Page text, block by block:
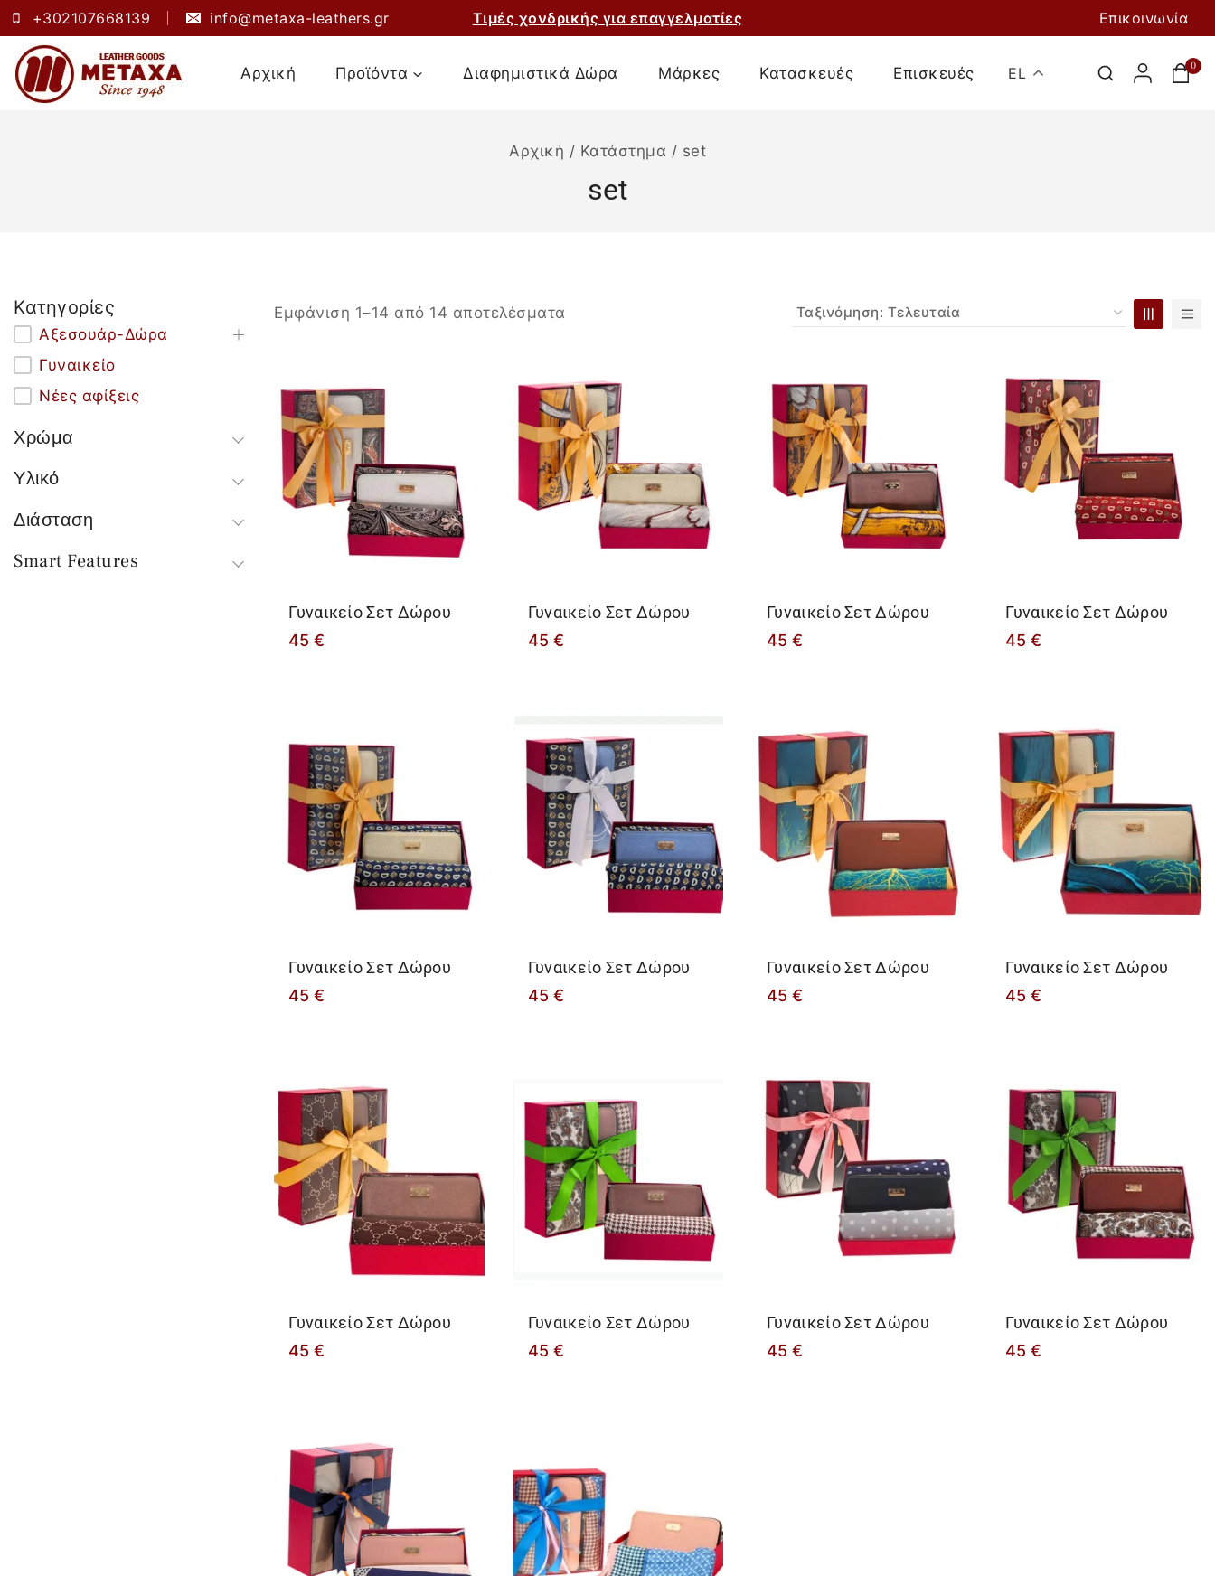
+302107668139 info@metaxa-leathers.gr Τιμές χονδρικής για επαγγελματίες Επικοινωνία
Αρχική Προϊόντα
Καλάθι
Επιλογή
Διαφημιστικά Δώρα Μάρκες Κατασκευές Επισκευές EL 0
Αρχική / Κατάστημα / set
set
Εμφάνιση 1–14 από 14 αποτελέσματα
Γυναικείο Σετ Δώρου
45€
Γυναικείο Σετ Δώρου
45 €
Γυναικείο Σετ Δώρου
45€
Γυναικείο Σετ Δώρου
45€
Γυναικείο Σετ Δώρου
45€
Γυναικείο Σετ Δώρου
45 €
Γυναικείο Σετ Δώρου
45€
Γυναικείο Σετ Δώρου
45€
Γυναικείο Σετ Δώρου
45€
Γυναικείο Σετ Δώρου
45 €
Γυναικείο Σετ Δώρου
45€
Γυναικείο Σετ Δώρου
45€
Κατηγορίες
Αξεσουάρ-Δώρα
Γυναικείο
Νέες αφίξεις
Χρώμα
Υλικό
Διάσταση
Smart Features